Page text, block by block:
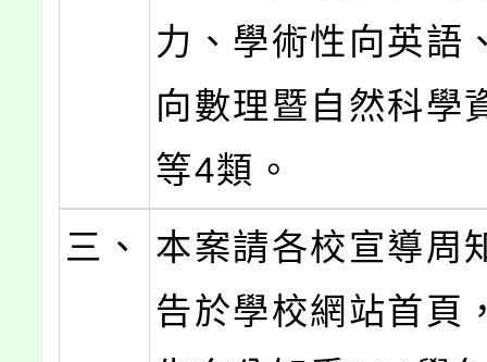
力、學術性向英語
向數理暨自然科學
等4類。
三、
本案請各校宣導周
告於學校網站首頁